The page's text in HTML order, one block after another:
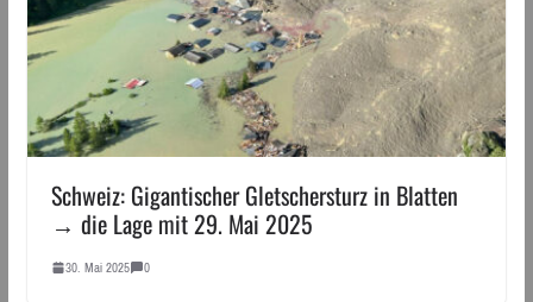
Schweiz: Gigantischer Gletschersturz in Blatten
→ die Lage mit 29. Mai 2025
30. Mai 2025 0